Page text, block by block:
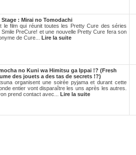
Stage : Mirai no Tomodachi
le film qui réunit toutes les Pretty Cure des séries
PreCure! et une nouvelle Pretty Cure fera son
de Cure... Lire la suite
no Kuni wa Himitsu ga Ippai !? (Fresh
des jouets a des tas de secrets !?)
organisent une soirée pyjama et durant cette
entier vont disparaître les uns après les autres.
prend contact avec... Lire la suite